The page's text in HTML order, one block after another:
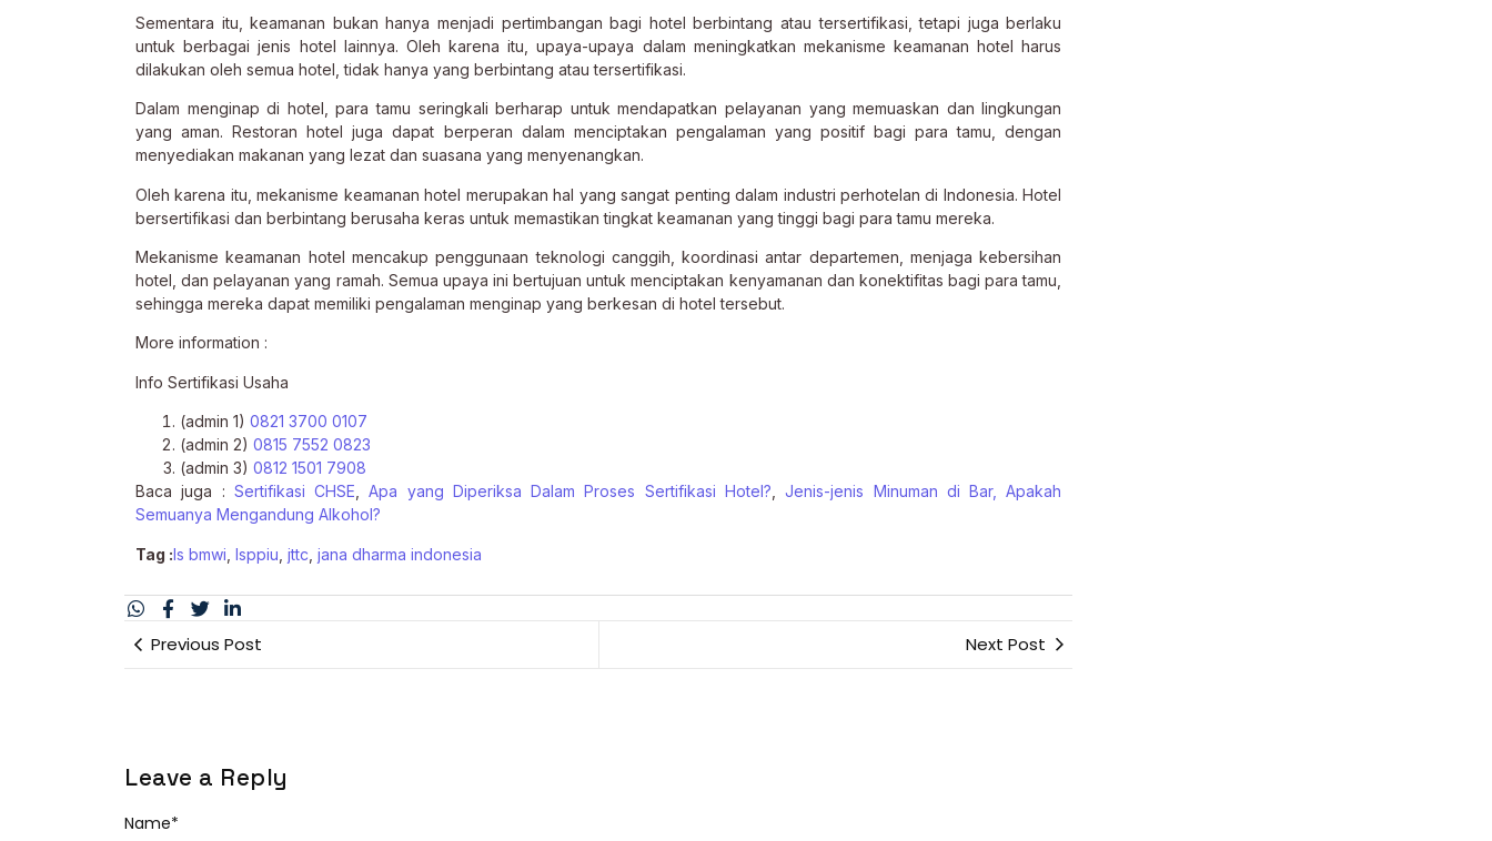
Sementara itu, keamanan bukan hanya menjadi pertimbangan bagi hotel berbintang atau tersertifikasi, tetapi juga berlaku
untuk berbagai jenis hotel lainnya. Oleh karena itu, upaya-upaya dalam meningkatkan mekanisme keamanan hotel harus
dilakukan oleh semua hotel, tidak hanya yang berbintang atau tersertifikasi.
Dalam menginap di hotel, para tamu seringkali berharap untuk mendapatkan pelayanan yang memuaskan dan lingkungan
yang aman. Restoran hotel juga dapat berperan dalam menciptakan pengalaman yang positif bagi para tamu, dengan
menyediakan makanan yang lezat dan suasana yang menyenangkan.
Oleh karena itu, mekanisme keamanan hotel merupakan hal yang sangat penting dalam industri perhotelan di Indonesia. Hotel
bersertifikasi dan berbintang berusaha keras untuk memastikan tingkat keamanan yang tinggi bagi para tamu mereka.
Mekanisme keamanan hotel mencakup penggunaan teknologi canggih, koordinasi antar departemen, menjaga kebersihan
hotel, dan pelayanan yang ramah. Semua upaya ini bertujuan untuk menciptakan kenyamanan dan konektifitas bagi para tamu,
sehingga mereka dapat memiliki pengalaman menginap yang berkesan di hotel tersebut.
More information :
Info Sertifikasi Usaha
(admin 1) 0821 3700 0107
(admin 2) 0815 7552 0823
(admin 3) 0812 1501 7908
Baca juga : Sertifikasi CHSE ,Apa yang Diperiksa Dalam Proses Sertifikasi Hotel? ,Jenis-jenis Minuman di Bar, Apakah
Semuanya Mengandung Alkohol?
Tag :ls bmwi lsppiu jttc jana dharma indonesia
Previous Post Next Post
Leave a Reply
Name*